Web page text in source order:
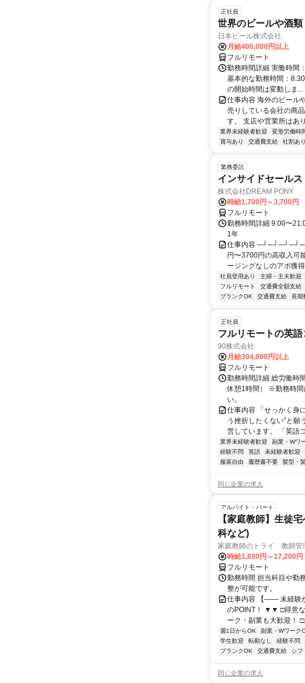
正社員
世界のビールや酒
日本ビール株式会社
月給400,000円以上
フルリモート
勤務時間詳細 実働時間
基本的な勤務時間：
の開始時間は変動しま...
仕事内容 海外のビール
売りしている会社の商
す。 支店や営業所はあ
業界未経験者歓迎 変形労働時
賞与あり
交通費支給 社割あり
業務委託
インサイドセールス
株式会社DREAM PONY
時給1,700円～3,700円
フルリモート
勤務時間詳細 9:00〜
1年
仕事内容
円〜3700円の高収入可
ージングなしのアポ獲
社員登用あり 主婦・主夫歓迎
フルリモート
交通費全額支給
ブランクOK
交通費支給 長期
正社員
フルリモートの英語
90株式会社
月給304,000円以上
フルリモート
勤務時間詳細 総労働時
休憩1時間） ※勤務時間
い。
仕事内容 「せっかく身
う挫折したくない”と
営しています。 「英語
業界未経験者歓迎 副業・Wワ
経験不問
英語 未経験者歓迎
服装自由
履歴書不要 髪型・
同じ企業の求人
アルバイト・パート
【家庭教師】生徒
科など)
家庭教師のトライ 教師管
時給1,800円～17,200円
フルリモート
勤務時間 担当科目や勤
整が可能です。
仕事内容 【―― 未経験
のPOINT！ ▼▼ □得意な
ーク・副業も大歓迎！
週1日からOK 副業・Wワーク
学生歓迎
転勤なし 経験不問
ブランクOK
交通費支給 シフ
同じ企業の求人